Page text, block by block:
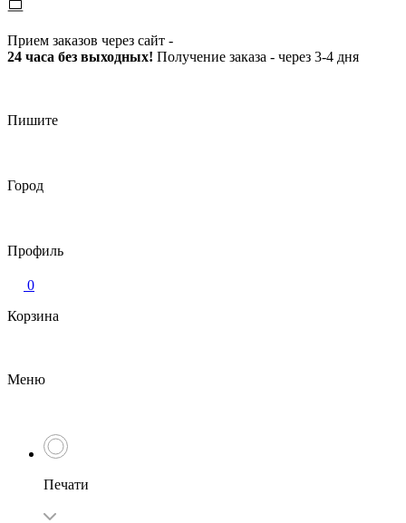
Прием заказов через сайт -
24 часа без выходных! Получение заказа - через 3-4 дня
Пишите
Город
Профиль
0
Корзина
Меню
Печати